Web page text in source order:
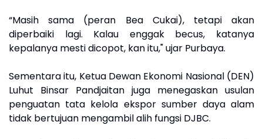
“Masih sama (peran Bea Cukai), tetapi akan
diperbaiki lagi. Kalau enggak becus, katanya
kepalanya mesti dicopot, kan itu," ujar Purbaya.
Sementara itu, Ketua Dewan Ekonomi Nasional (DEN)
Luhut Binsar Pandjaitan juga menegaskan usulan
penguatan tata kelola ekspor sumber daya alam
tidak bertujuan mengambil alih fungsi DJBC.